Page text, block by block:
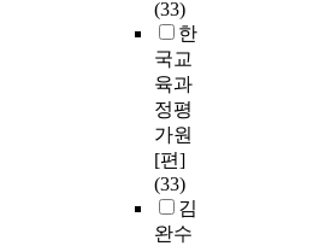
(33)
한
국교
육과
정평
가원
[편]
(33)
김
완수